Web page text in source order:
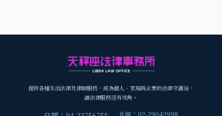
提供各種生活法律及律師服務，成為個人、家庭與企業的法律守護站，
讓法律服務沒有死角。